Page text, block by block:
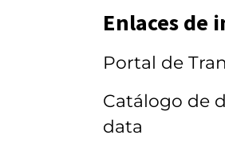
Enlaces de
Portal de
Catálogo de
data